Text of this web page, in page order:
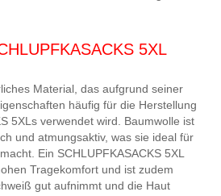
5XL
Material, das aufgrund seiner
häufig für die Herstellung
5XLs verwendet wird. Baumwolle ist
und atmungsaktiv, was sie ideal für
Ein SCHLUPFKASACKS 5XL
Tragekomfort und ist zudem
gut aufnimmt und die Haut